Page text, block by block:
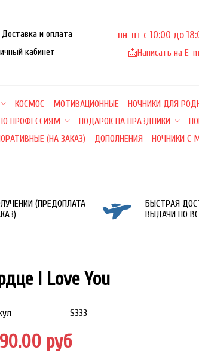
Доставка и оплата
кабинет
пн-пт с 10:00 до
📩Написать на E-
КОСМОС МОТИВАЦИОННЫЕ НОЧНИКИ ДЛЯ
ПРОФЕССИЯМ ПОДАРОК НА ПРАЗДНИКИ
(НА ЗАКАЗ) ДОПОЛНЕНИЯ НОЧНИКИ С
(ПРЕДОПЛАТА
БЫСТРАЯ
ВЫДАЧИ ПО
I Love You
S333
руб